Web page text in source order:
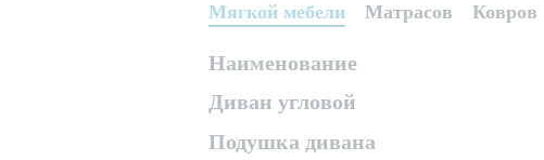
Мягкой мебели Матрасов Ковров
Наименование
Диван угловой
Подушка дивана